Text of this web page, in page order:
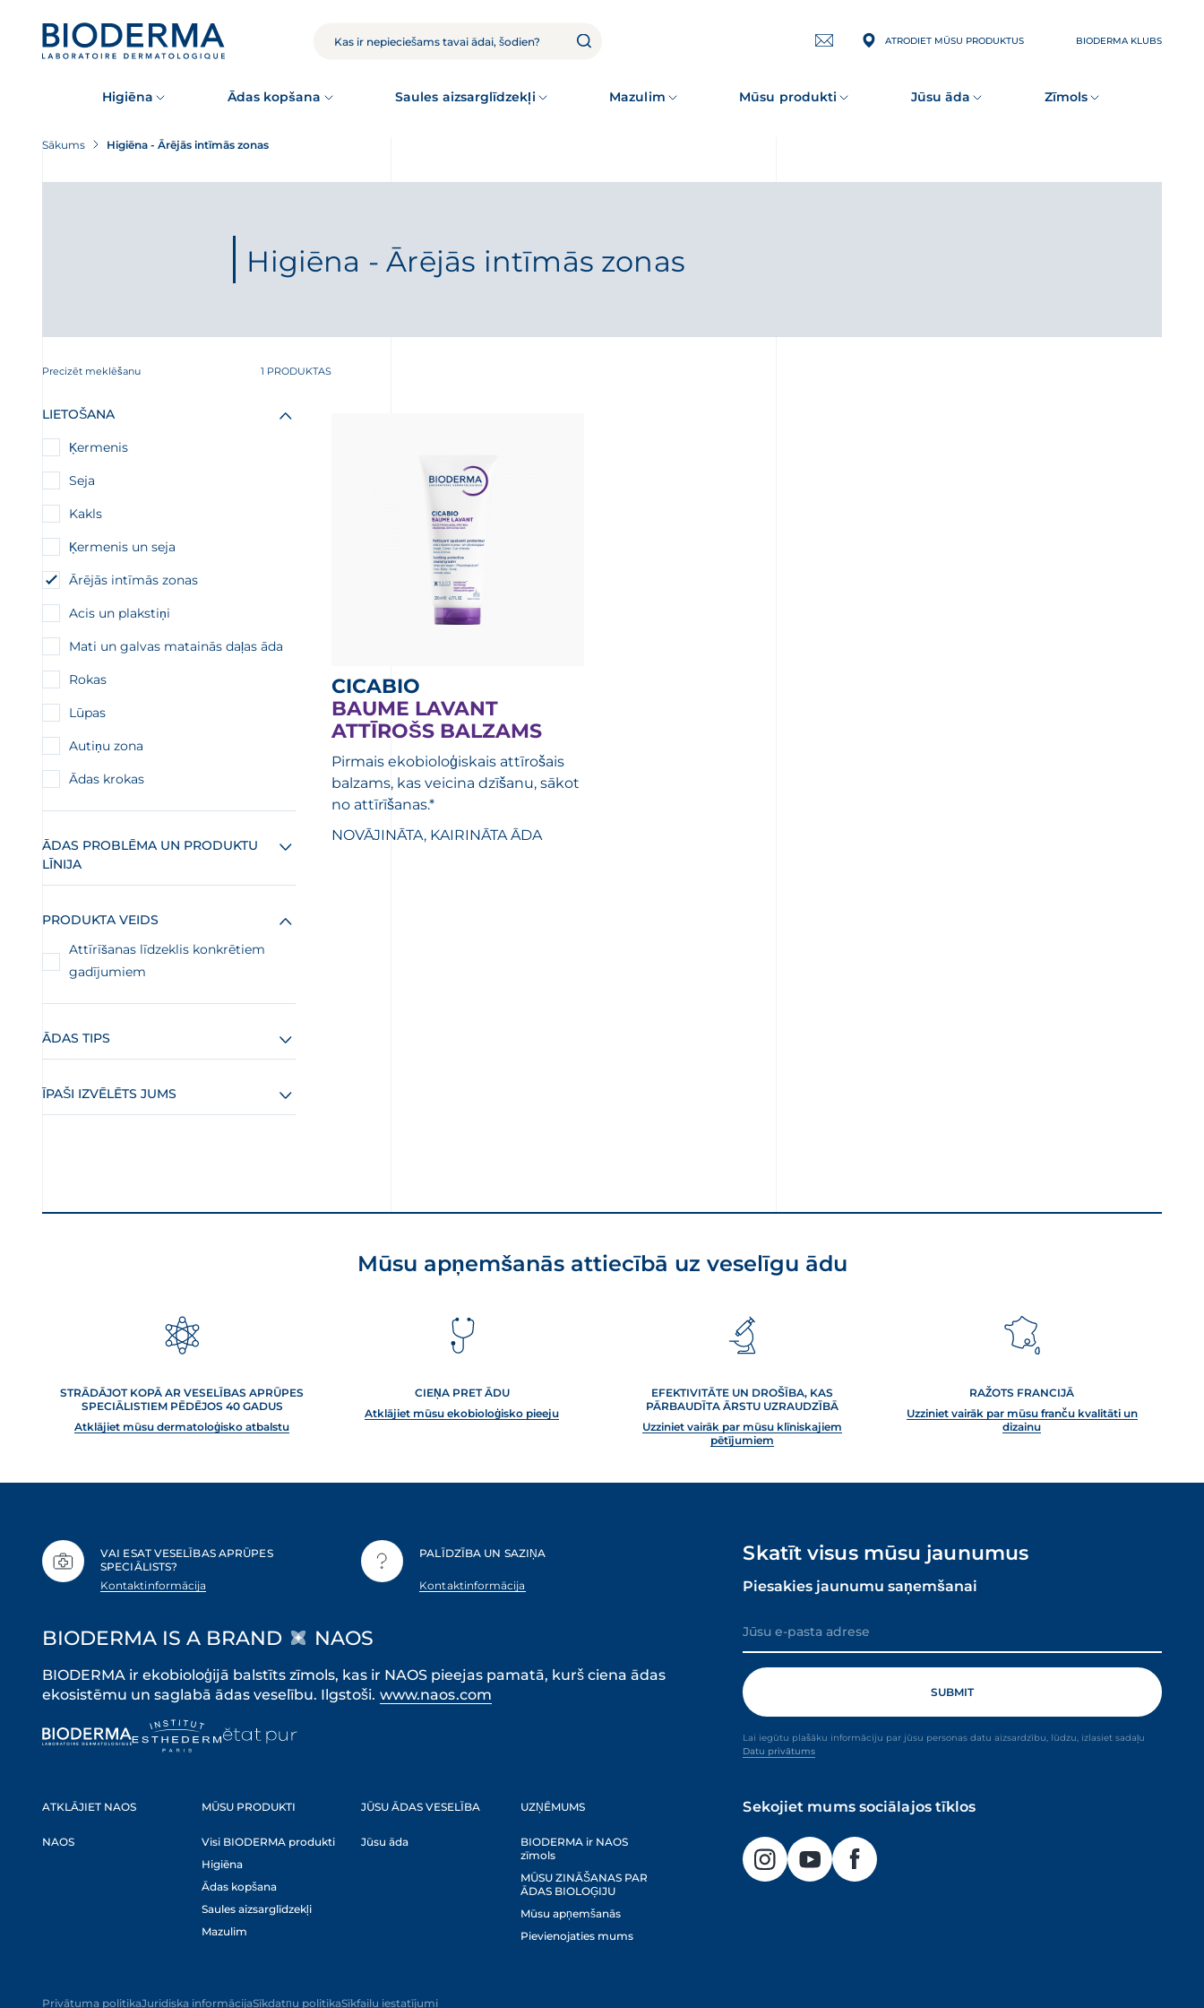
MEKLĒT
Pierakstīties
ATRODIET MŪSU PRODUKTUS BIODERMA KLUBS
Higiēna Ādas kopšana Saules aizsarglīdzekļi Mazulim Mūsu produkti Jūsu āda Zīmols
Sākums Higiēna - Ārējās intīmās zonas
Higiēna - Ārējās intīmās zonas
Precizēt meklēšanu 1 PRODUKTAS
LIETOŠANA
Ķermenis
Seja
Kakls
Ķermenis un seja
Ārējās intīmās zonas
Acis un plakstiņi
Mati un galvas matainās daļas āda
Rokas
Lūpas
Autiņu zona
Ādas krokas
ĀDAS PROBLĒMA UN PRODUKTU
LĪNIJA
PRODUKTA VEIDS
Attīrīšanas līdzeklis konkrētiem
gadījumiem
ĀDAS TIPS
ĪPAŠI IZVĒLĒTS JUMS
CICABIO
BAUME LAVANT
ATTĪROŠS BALZAMS
Pirmais ekobioloģiskais attīrošais
balzams, kas veicina dzīšanu, sākot
no attīrīšanas.*
NOVĀJINĀTA, KAIRINĀTA ĀDA
Mūsu apņemšanās attiecībā uz veselīgu ādu
STRĀDĀJOT KOPĀ AR VESELĪBAS APRŪPES
SPECIĀLISTIEM PĒDĒJOS 40 GADUS
Atklājiet mūsu dermatoloģisko atbalstu
CIEŅA PRET ĀDU
Atklājiet mūsu ekobioloģisko pieeju
EFEKTIVITĀTE UN DROŠĪBA, KAS
PĀRBAUDĪTA ĀRSTU UZRAUDZĪBĀ
Uzziniet vairāk par mūsu klīniskajiem
pētījumiem
RAŽOTS FRANCIJĀ
Uzziniet vairāk par mūsu franču kvalitāti un
dizainu
VAI ESAT VESELĪBAS APRŪPES
SPECIĀLISTS?
Kontaktinformācija
PALĪDZĪBA UN SAZIŅA
Kontaktinformācija
Skatīt visus mūsu jaunumus
Piesakies jaunumu saņemšanai
Lai iegūtu plašāku informāciju par jūsu personas datu aizsardzību, lūdzu, izlasiet sadaļu
Datu privātums
Sekojiet mums sociālajos tīklos
BIODERMA IS A BRAND NAOS
BIODERMA ir ekobioloģijā balstīts zīmols, kas ir NAOS pieejas pamatā, kurš ciena ādas
ekosistēmu un saglabā ādas veselību. Ilgstoši. www.naos.com
ATKLĀJIET NAOS
NAOS
MŪSU PRODUKTI
Visi BIODERMA produkti
Higiēna
Ādas kopšana
Saules aizsarglīdzekļi
Mazulim
JŪSU ĀDAS VESELĪBA
Jūsu āda
UZŅĒMUMS
BIODERMA ir NAOS
zīmols
MŪSU ZINĀŠANAS PAR
ĀDAS BIOLOĢIJU
Mūsu apņemšanās
Pievienojaties mums
Privātuma politikaJuridiska informācijaSīkdatņu politikaSīkfailu iestatījumi